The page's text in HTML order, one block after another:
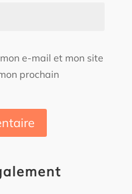
e-mail et mon site
prochain